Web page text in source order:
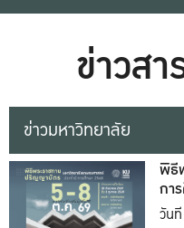
ข่าวส
ข่าวมหาวิทยาลัย
พิธี
กา
วัน